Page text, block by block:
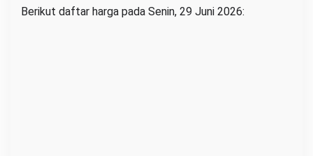
Berikut daftar harga pada Senin, 29 Juni 2026: